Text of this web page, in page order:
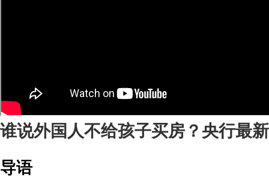
谁说外国人不给孩子买房？央行最
导语